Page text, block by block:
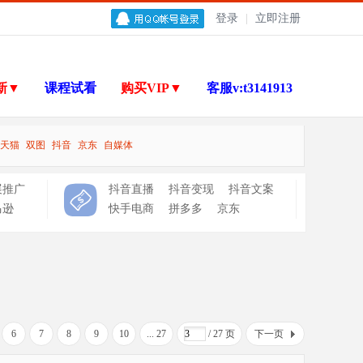
登录 立即注册
▼ 课程试看 购买VIP▼ 客服v:t3141913
天猫 双图 抖音 京东 自媒体
推广
逊
抖音直播 抖音变现
抖音文案
快手电商
拼多多 京东
6 7 8 9 10 ... 27 / 27 页 下一页